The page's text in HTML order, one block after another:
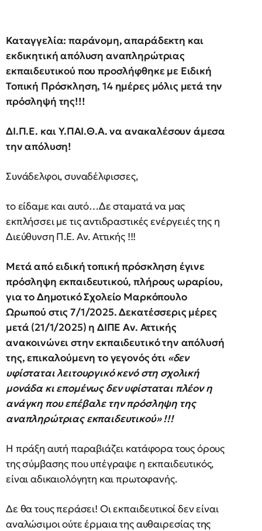
Καταγγελία: παράνομη, απαράδεκτη και
εκδικητική απόλυση αναπληρώτριας
εκπαιδευτικού που προσλήφθηκε με Ειδική
Τοπική Πρόσκληση, 14 ημέρες μόλις μετά την
πρόσληψή της!!!
ΔΙ.Π.Ε. και Υ.ΠΑΙ.Θ.Α. να ανακαλέσουν άμεσα
την απόλυση!
Συνάδελφοι, συναδέλφισσες,
το είδαμε και αυτό…Δε σταματά να μας
εκπλήσσει με τις αντιδραστικές ενέργειές της η
Διεύθυνση Π.Ε. Αν. Αττικής !!!
Μετά από ειδική τοπική πρόσκληση έγινε
πρόσληψη εκπαιδευτικού, πλήρους ωραρίου,
για το Δημοτικό Σχολείο Μαρκόπουλο
Ωρωπού στις 7/1/2025. Δεκατέσσερις μέρες
μετά (21/1/2025) η ΔΙΠΕ Αν. Αττικής
ανακοινώνει στην εκπαιδευτικό την απόλυσή
της, επικαλούμενη το γεγονός ότι «δεν
υφίσταται λειτουργικό κενό στη σχολική
μονάδα κι επομένως δεν υφίσταται πλέον η
ανάγκη που επέβαλε την πρόσληψη της
αναπληρώτριας εκπαιδευτικού» !!!
Η πράξη αυτή παραβιάζει κατάφορα τους όρους
της σύμβασης που υπέγραψε η εκπαιδευτικός,
είναι αδικαιολόγητη και πρωτοφανής.
Δε θα τους περάσει! Οι εκπαιδευτικοί δεν είναι
αναλώσιμοι ούτε έρμαια της αυθαιρεσίας της